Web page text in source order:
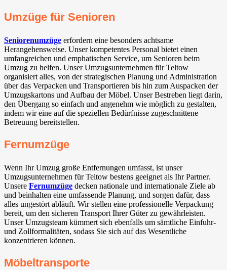
Umzüge für Senioren
Seniorenumzüge erfordern eine besonders achtsame
Herangehensweise. Unser kompetentes Personal bietet einen
umfangreichen und emphatischen Service, um Senioren beim
Umzug zu helfen. Unser Umzugsunternehmen für Teltow
organisiert alles, von der strategischen Planung und Administration
über das Verpacken und Transportieren bis hin zum Auspacken der
Umzugskartons und Aufbau der Möbel. Unser Bestreben liegt darin,
den Übergang so einfach und angenehm wie möglich zu gestalten,
indem wir eine auf die speziellen Bedürfnisse zugeschnittene
Betreuung bereitstellen.
Fernumzüge
Wenn Ihr Umzug große Entfernungen umfasst, ist unser
Umzugsunternehmen für Teltow bestens geeignet als Ihr Partner.
Unsere Fernumzüge decken nationale und internationale Ziele ab
und beinhalten eine umfassende Planung, und sorgen dafür, dass
alles ungestört abläuft. Wir stellen eine professionelle Verpackung
bereit, um den sicheren Transport Ihrer Güter zu gewährleisten.
Unser Umzugsteam kümmert sich ebenfalls um sämtliche Einfuhr-
und Zollformalitäten, sodass Sie sich auf das Wesentliche
konzentrieren können.
Möbeltransporte